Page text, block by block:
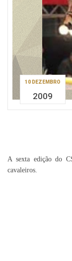
10 DEZEMBRO
2009
A sexta edição do
cavaleiros.